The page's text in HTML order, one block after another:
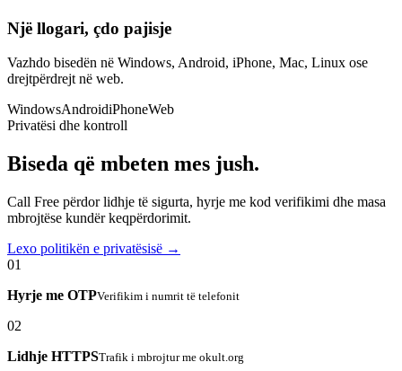
Një llogari, çdo pajisje
Vazhdo bisedën në Windows, Android, iPhone, Mac, Linux ose
drejtpërdrejt në web.
WindowsAndroidiPhoneWeb
Privatësi dhe kontroll
Biseda që mbeten mes jush.
Call Free përdor lidhje të sigurta, hyrje me kod verifikimi dhe masa
mbrojtëse kundër keqpërdorimit.
Lexo politikën e privatësisë →
01
Hyrje me OTPVerifikim i numrit të telefonit
02
Lidhje HTTPSTrafik i mbrojtur me okult.org